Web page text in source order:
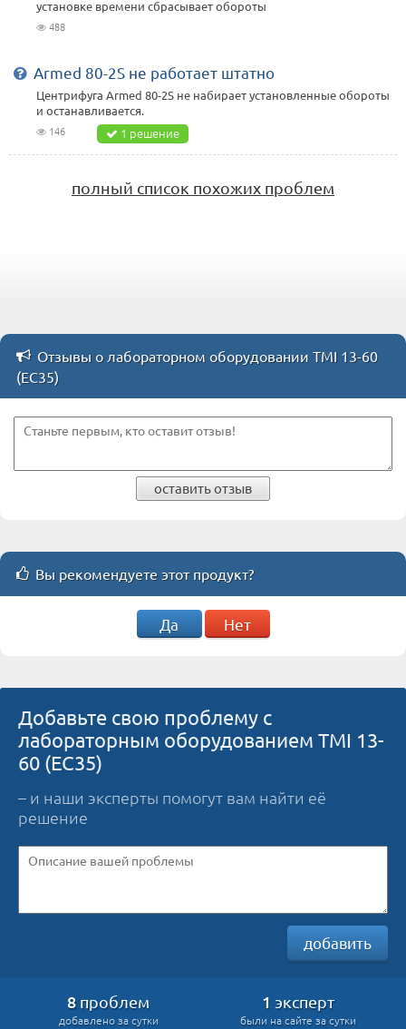
установке времени сбрасывает обороты
488
Armed 80-2S не работает штатно
Центрифуга Armed 80-2S не набирает установленные обороты
и останавливается.
146 1 решение
полный список похожих проблем
Отзывы о лабораторном оборудовании TMI 13-60
(ЕС35)
оставить отзыв
Вы рекомендуете этот продукт?
Да Нет
Добавьте свою проблему с
лабораторным оборудованием TMI 13-
60 (ЕС35)
– и наши эксперты помогут вам найти её
решение
добавить
8 проблем
добавлено за сутки
1 эксперт
были на сайте за сутки